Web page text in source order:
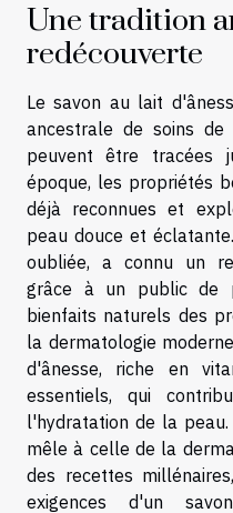
Une tradition
redécouverte
Le savon au lait
ancestrale de soins
peuvent être tracées
époque, les propriétés
déjà reconnues et
peau douce et
oubliée, a connu un
grâce à un public de
bienfaits naturels des
la dermatologie
d'ânesse, riche en
essentiels, qui
l'hydratation de la
mêle à celle de la
des recettes
exigences d'un